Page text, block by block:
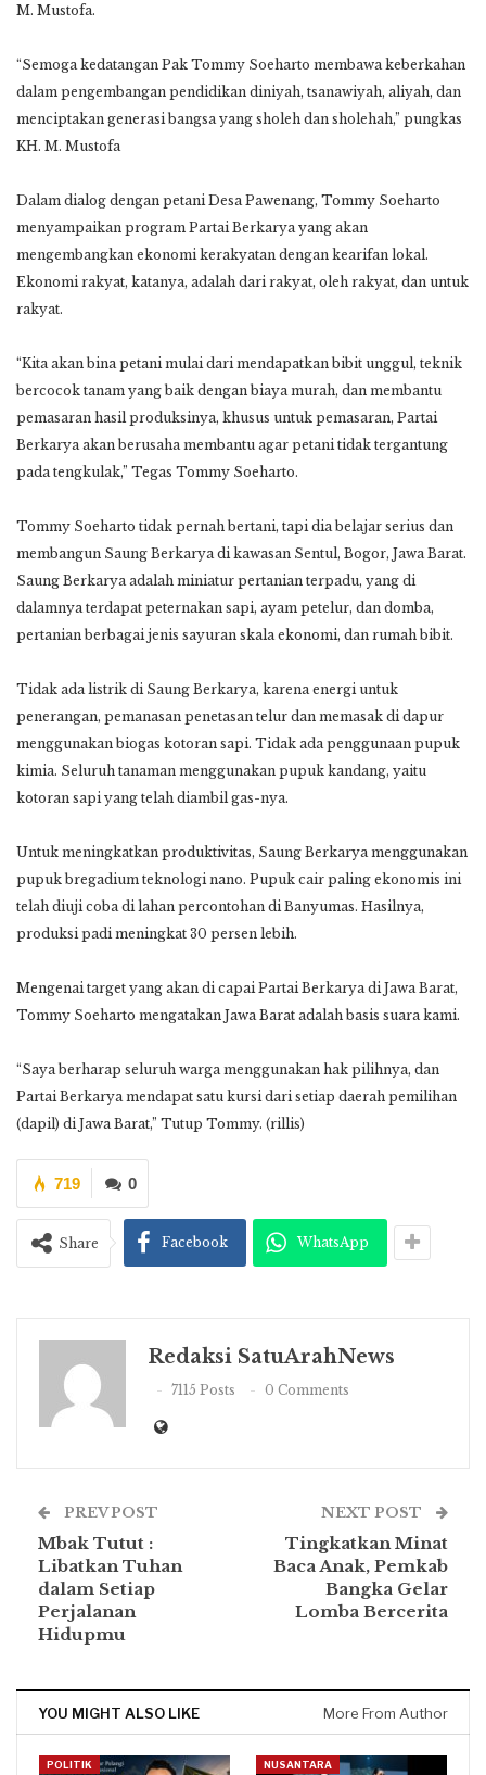
M. Mustofa.
“Semoga kedatangan Pak Tommy Soeharto membawa keberkahan
dalam pengembangan pendidikan diniyah, tsanawiyah, aliyah, dan
menciptakan generasi bangsa yang sholeh dan sholehah,” pungkas
KH. M. Mustofa
Dalam dialog dengan petani Desa Pawenang, Tommy Soeharto
menyampaikan program Partai Berkarya yang akan
mengembangkan ekonomi kerakyatan dengan kearifan lokal.
Ekonomi rakyat, katanya, adalah dari rakyat, oleh rakyat, dan untuk
rakyat.
“Kita akan bina petani mulai dari mendapatkan bibit unggul, teknik
bercocok tanam yang baik dengan biaya murah, dan membantu
pemasaran hasil produksinya, khusus untuk pemasaran, Partai
Berkarya akan berusaha membantu agar petani tidak tergantung
pada tengkulak,” Tegas Tommy Soeharto.
Tommy Soeharto tidak pernah bertani, tapi dia belajar serius dan
membangun Saung Berkarya di kawasan Sentul, Bogor, Jawa Barat.
Saung Berkarya adalah miniatur pertanian terpadu, yang di
dalamnya terdapat peternakan sapi, ayam petelur, dan domba,
pertanian berbagai jenis sayuran skala ekonomi, dan rumah bibit.
Tidak ada listrik di Saung Berkarya, karena energi untuk
penerangan, pemanasan penetasan telur dan memasak di dapur
menggunakan biogas kotoran sapi. Tidak ada penggunaan pupuk
kimia. Seluruh tanaman menggunakan pupuk kandang, yaitu
kotoran sapi yang telah diambil gas-nya.
Untuk meningkatkan produktivitas, Saung Berkarya menggunakan
pupuk bregadium teknologi nano. Pupuk cair paling ekonomis ini
telah diuji coba di lahan percontohan di Banyumas. Hasilnya,
produksi padi meningkat 30 persen lebih.
Mengenai target yang akan di capai Partai Berkarya di Jawa Barat,
Tommy Soeharto mengatakan Jawa Barat adalah basis suara kami.
“Saya berharap seluruh warga menggunakan hak pilihnya, dan
Partai Berkarya mendapat satu kursi dari setiap daerah pemilihan
(dapil) di Jawa Barat,” Tutup Tommy. (rillis)
0
719
Share Facebook WhatsApp
Redaksi SatuArahNews
7115 Posts 0 Comments
PREV POST
Mbak Tutut :
Libatkan Tuhan
dalam Setiap
Perjalanan
Hidupmu
NEXT POST
Tingkatkan Minat
Baca Anak, Pemkab
Bangka Gelar
Lomba Bercerita
YOU MIGHT ALSO LIKE More From Author
POLITIK NUSANTARA